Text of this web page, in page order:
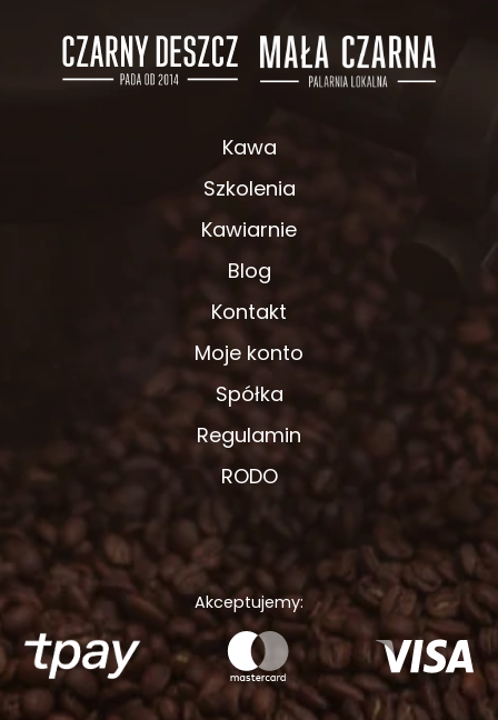
Kawa
Szkolenia
Kawiarnie
Blog
Kontakt
Moje konto
Spółka
Regulamin
RODO
Akceptujemy: